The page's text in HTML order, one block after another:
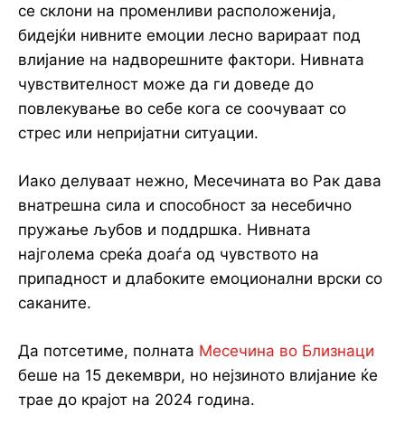
се склони на променливи расположенија,
бидејќи нивните емоции лесно варираат под
влијание на надворешните фактори. Нивната
чувствителност може да ги доведе до
повлекување во себе кога се соочуваат со
стрес или непријатни ситуации.
Иако делуваат нежно, Месечината во Рак дава
внатрешна сила и способност за несебично
пружање љубов и поддршка. Нивната
најголема среќа доаѓа од чувството на
припадност и длабоките емоционални врски со
саканите.
Да потсетиме, полната Месечина во Близнаци
беше на 15 декември, но нејзиното влијание ќе
трае до крајот на 2024 година.